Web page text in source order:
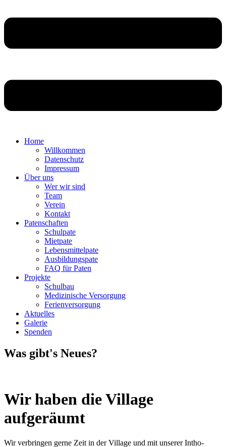
Home
Willkommen
Datenschutz
Impressum
Über uns
Wer wir sind
Team
Verein
Kontakt
Patenschaften
Schulpate
Mietpate
Lebensmittelpate
Ausbildungspate
FAQ für Paten
Projekte
Schulbau
Medizinische Versorgung
Ferienversorgung
Aktuelles
Galerie
Spenden
Was gibt's Neues?
Wir haben die Village
aufgeräumt
Wir verbringen gerne Zeit in der Village und mit unserer Intho-